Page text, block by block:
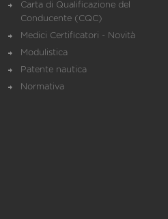
Carta di Qualificazione del
Conducente (CQC)
Medici Certificatori - Novità
Modulistica
Patente nautica
Normativa